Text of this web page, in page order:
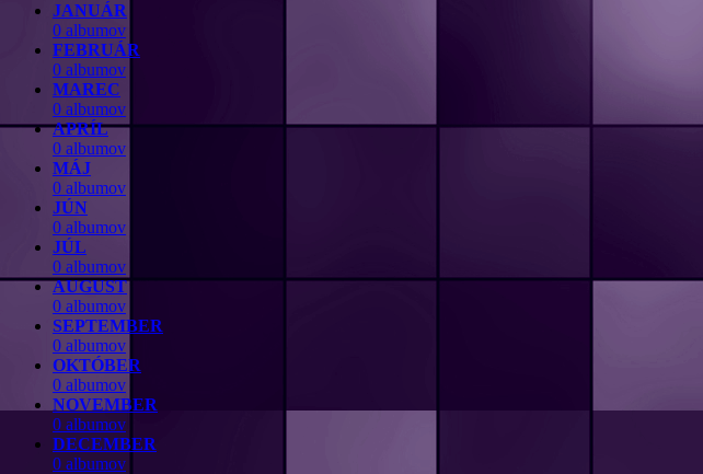
JANUÁR
0 albumov
FEBRUÁR
0 albumov
MAREC
0 albumov
APRÍL
0 albumov
MÁJ
0 albumov
JÚN
0 albumov
JÚL
0 albumov
AUGUST
0 albumov
SEPTEMBER
0 albumov
OKTÓBER
0 albumov
NOVEMBER
0 albumov
DECEMBER
0 albumov